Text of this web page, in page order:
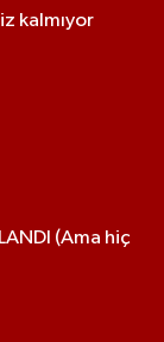
kalmıyor
(Ama hiç